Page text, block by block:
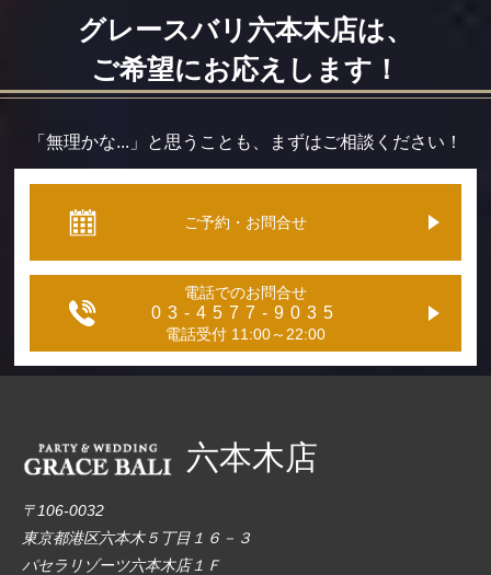
グレースバリ六本木店は、
ご希望にお応えします！
「無理かな...」と思うことも、まずはご相談ください！
ご予約・お問合せ
電話でのお問合せ
03-4577-9035
電話受付 11:00～22:00
六本木店
〒106-0032
東京都港区六本木５丁目１６－３
パセラリゾーツ六本木店１Ｆ